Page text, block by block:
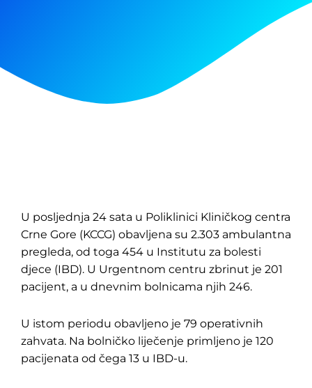
U posljednja 24 sata u Poliklinici Kliničkog centra
Crne Gore (KCCG) obavljena su 2.303 ambulantna
pregleda, od toga 454 u Institutu za bolesti
djece (IBD). U Urgentnom centru zbrinut je 201
pacijent, a u dnevnim bolnicama njih 246.
U istom periodu obavljeno je 79 operativnih
zahvata. Na bolničko liječenje primljeno je 120
pacijenata od čega 13 u IBD-u.